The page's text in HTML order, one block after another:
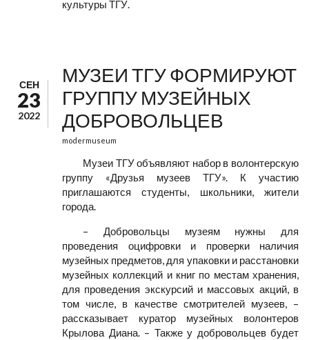
культуры ТГУ.
СЕН
23
2022
МУЗЕИ ТГУ ФОРМИРУЮТ
ГРУППУ МУЗЕЙНЫХ
ДОБРОВОЛЬЦЕВ
modermuseum
Музеи ТГУ объявляют набор в волонтерскую
группу «Друзья музеев ТГУ». К участию
приглашаются студенты, школьники, жители
города.
– Добровольцы музеям нужны для
проведения оцифровки и проверки наличия
музейных предметов, для упаковки и расстановки
музейных коллекций и книг по местам хранения,
для проведения экскурсий и массовых акций, в
том числе, в качестве смотрителей музеев, –
рассказывает куратор музейных волонтеров
Крылова Диана. – Также у добровольцев будет